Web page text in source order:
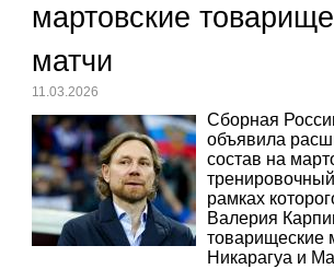
мартовские
матчи
11.03.2026
Сборная
объявила
состав на
рамках
Валерия
товарищеские
Никарагуа и